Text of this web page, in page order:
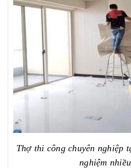
Thợ thi công chuyên nghiệp
nghiệm